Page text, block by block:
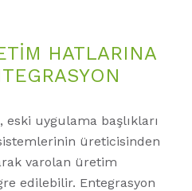
HATLARINA
eski uygulama başlıkları
üreticisinden
varolan üretim
edilebilir. Entegrasyon